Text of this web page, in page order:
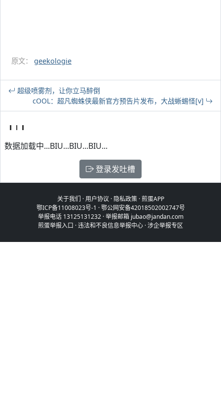
原文： geekologie
超级喷雾剂，让你立马醉倒
cOOL：超凡蜘蛛侠最新官方预告片发布，大战蜥蜴怪[v]
数据加载中...BIU...BIU...BIU...
登录发吐槽
关于我们 ·用户协议 · 隐私政策·煎蛋APP
鄂ICP备11008023号-1 ·鄂公网安备42018502002747号
举报电话 13125131232 · 举报邮箱 jubao@jandan.com
煎蛋举报入口 ·违法和不良信息举报中心 ·涉企举报专区